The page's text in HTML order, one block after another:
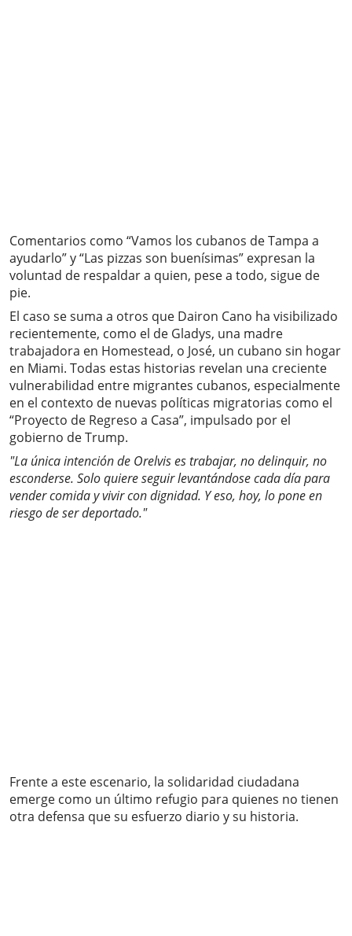
Comentarios como “Vamos los cubanos de Tampa a
ayudarlo” y “Las pizzas son buenísimas” expresan la
voluntad de respaldar a quien, pese a todo, sigue de
pie.
El caso se suma a otros que Dairon Cano ha visibilizado
recientemente, como el de Gladys, una madre
trabajadora en Homestead, o José, un cubano sin hogar
en Miami. Todas estas historias revelan una creciente
vulnerabilidad entre migrantes cubanos, especialmente
en el contexto de nuevas políticas migratorias como el
“Proyecto de Regreso a Casa”, impulsado por el
gobierno de Trump.
"La única intención de Orelvis es trabajar, no delinquir, no
esconderse. Solo quiere seguir levantándose cada día para
vender comida y vivir con dignidad. Y eso, hoy, lo pone en
riesgo de ser deportado."
Frente a este escenario, la solidaridad ciudadana
emerge como un último refugio para quienes no tienen
otra defensa que su esfuerzo diario y su historia.